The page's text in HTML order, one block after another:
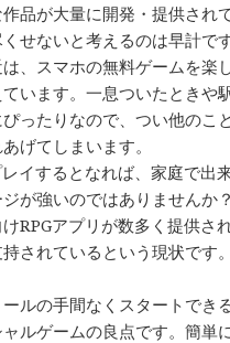
作品が大量に開発・提供され
せないと考えるのは早計です
は、スマホの無料ゲームを楽
ています。一息ついたときや
ったりなので、つい他のこ
げてしまいます。
レイするとなれば、家庭で出
が強いのではありませんか
RPGアプリが数多く提供さ
されているという現状です。
ルの手間なくスタートでき
ルゲームの良点です。簡単